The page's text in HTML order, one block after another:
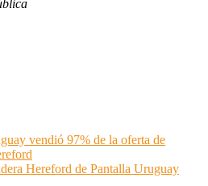
vendió 97% de la oferta de
Hereford de Pantalla Uruguay